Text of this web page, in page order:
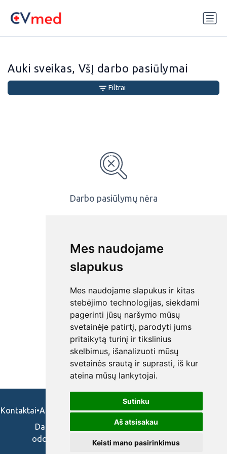
Mes naudojame
slapukus
Mes naudojame slapukus ir kitas
stebėjimo technologijas, siekdami
pagerinti jūsų naršymo mūsų
svetainėje patirtį, parodyti jums
pritaikytą turinį ir tikslinius
skelbimus, išanalizuoti mūsų
svetainės srautą ir suprasti, iš kur
ateina mūsų lankytojai.
Sutinku
Aš atsisakau
Keisti mano pasirinkimus
Auki sveikas, VšĮ darbo pasiūlymai
Darbo pasiūlymų nėra
Filtrai
Kontaktai•Apie mus•Naudojimosi taisykės•Privatumo politika
Darbo skelbimai ir pasiūlymai: gydytojams,
odontologams, slaugytojams, veterinarams,